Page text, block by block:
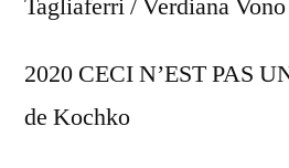
Tagliaferri / Verdiana Vono
2020 CECI N’EST PAS
de Kochko